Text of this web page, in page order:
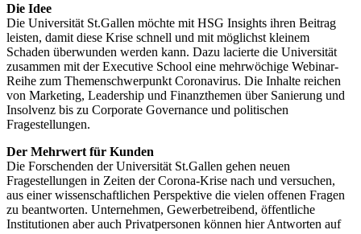
Die Idee
Die Universität St.Gallen möchte mit HSG Insights ihren Beitrag
leisten, damit diese Krise schnell und mit möglichst kleinem
Schaden überwunden werden kann. Dazu lacierte die Universität
zusammen mit der Executive School eine mehrwöchige Webinar-
Reihe zum Themenschwerpunkt Coronavirus. Die Inhalte reichen
von Marketing, Leadership und Finanzthemen über Sanierung und
Insolvenz bis zu Corporate Governance und politischen
Fragestellungen.
Der Mehrwert für Kunden
Die Forschenden der Universität St.Gallen gehen neuen
Fragestellungen in Zeiten der Corona-Krise nach und versuchen,
aus einer wissenschaftlichen Perspektive die vielen offenen Fragen
zu beantworten. Unternehmen, Gewerbetreibend, öffentliche
Institutionen aber auch Privatpersonen können hier Antworten auf